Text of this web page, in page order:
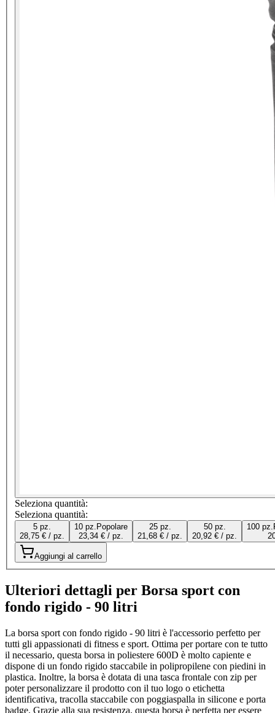
Seleziona quantità:
Seleziona quantità:
5 pz.
28,75 € / pz.
10 pz. Popolare
23,34 € / pz.
25 pz.
21,68 € / pz.
50 pz.
20,92 € / pz.
100 pz.
Aggiungi al carrello
Ulteriori dettagli per Borsa sport con
fondo rigido - 90 litri
La borsa sport con fondo rigido - 90 litri è l'accessorio perfetto per
tutti gli appassionati di fitness e sport. Ottima per portare con te tutto
il necessario, questa borsa in poliestere 600D è molto capiente e
dispone di un fondo rigido staccabile in polipropilene con piedini in
plastica. Inoltre, la borsa è dotata di una tasca frontale con zip per
poter personalizzare il prodotto con il tuo logo o etichetta
identificativa, tracolla staccabile con poggiaspalla in silicone e porta
badge. Grazie alla sua resistenza, questa borsa è perfetta per essere